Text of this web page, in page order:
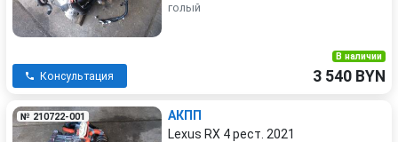
голый
Консультация
В наличии
3 540 BYN
№ 210722-001
АКПП
Lexus RX 4 рест. 2021